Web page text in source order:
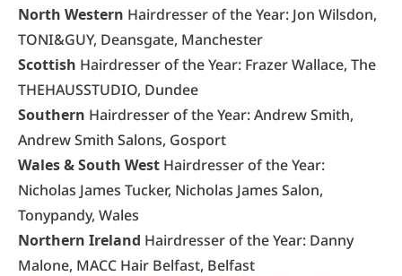
North Western Hairdresser of the Year: Jon Wilsdon,
TONI&GUY, Deansgate, Manchester
Scottish Hairdresser of the Year: Frazer Wallace, The
THEHAUSSTUDIO, Dundee
Southern Hairdresser of the Year: Andrew Smith,
Andrew Smith Salons, Gosport
Wales & South West Hairdresser of the Year:
Nicholas James Tucker, Nicholas James Salon,
Tonypandy, Wales
Northern Ireland Hairdresser of the Year: Danny
Malone, MACC Hair Belfast, Belfast